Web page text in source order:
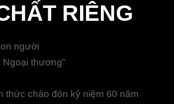
RIÊNG
người
thương”
thức chào đón kỷ niệm 60 năm